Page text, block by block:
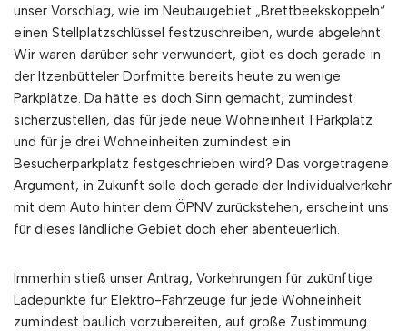
unser Vorschlag, wie im Neubaugebiet „Brettbeekskoppeln“
einen Stellplatzschlüssel festzuschreiben, wurde abgelehnt.
Wir waren darüber sehr verwundert, gibt es doch gerade in
der Itzenbütteler Dorfmitte bereits heute zu wenige
Parkplätze. Da hätte es doch Sinn gemacht, zumindest
sicherzustellen, das für jede neue Wohneinheit 1 Parkplatz
und für je drei Wohneinheiten zumindest ein
Besucherparkplatz festgeschrieben wird? Das vorgetragene
Argument, in Zukunft solle doch gerade der Individualverkehr
mit dem Auto hinter dem ÖPNV zurückstehen, erscheint uns
für dieses ländliche Gebiet doch eher abenteuerlich.
Immerhin stieß unser Antrag, Vorkehrungen für zukünftige
Ladepunkte für Elektro-Fahrzeuge für jede Wohneinheit
zumindest baulich vorzubereiten, auf große Zustimmung.